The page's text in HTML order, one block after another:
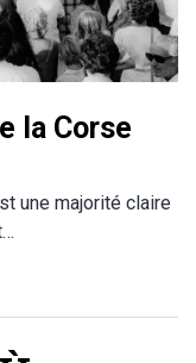
la Corse
une majorité claire